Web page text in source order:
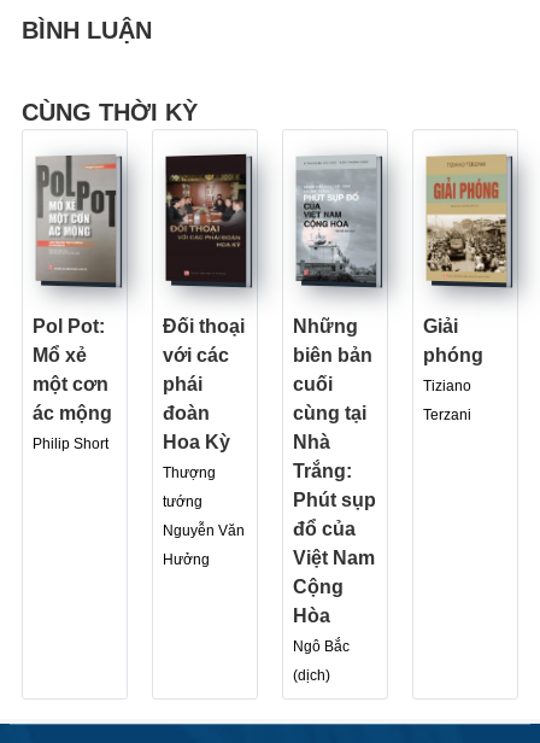
BÌNH LUẬN
CÙNG THỜI KỲ
Pol Pot:
Mổ xẻ
một cơn
ác mộng
Philip Short
Đối thoại
với các
phái
đoàn
Hoa Kỳ
Thượng
tướng
Nguyễn Văn
Hưởng
Những
biên bản
cuối
cùng tại
Nhà
Trắng:
Phút sụp
đổ của
Việt Nam
Cộng
Hòa
Ngô Bắc
(dịch)
Giải
phóng
Tiziano
Terzani